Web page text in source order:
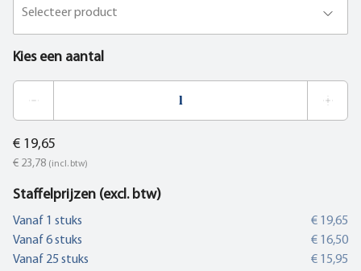
Selecteer product
Kies een aantal
€ 19,65
€ 23,78 (incl. btw)
Staffelprijzen (excl. btw)
Vanaf 1 stuks
€ 19,65
Vanaf 6stuks
€ 16,50
Vanaf 25 stuks
€ 15,95